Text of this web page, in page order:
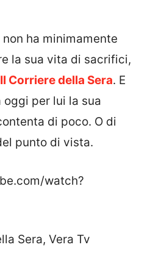
ha minimamente
la sua vita di sacrifici,
Il Corriere della Sera. E
per lui la sua
di poco. O di
punto di vista.
watch?
Sera, Vera Tv